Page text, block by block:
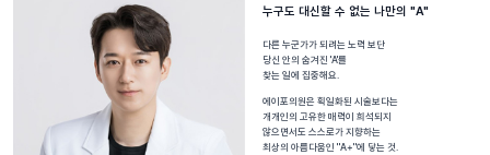
누구도 대신할 수 없는 나만의 "A"
다른 누군가가 되려는 노력 보단
당신 안의 숨겨진 'A'를
찾는 일에 집중해요.
에이포의원은 획일화된 시술보다는
개개인의 고유한 매력이 희석되지
않으면서도 스스로가 지향하는
최상의 아름다움인 "A+"에 닿는 것.